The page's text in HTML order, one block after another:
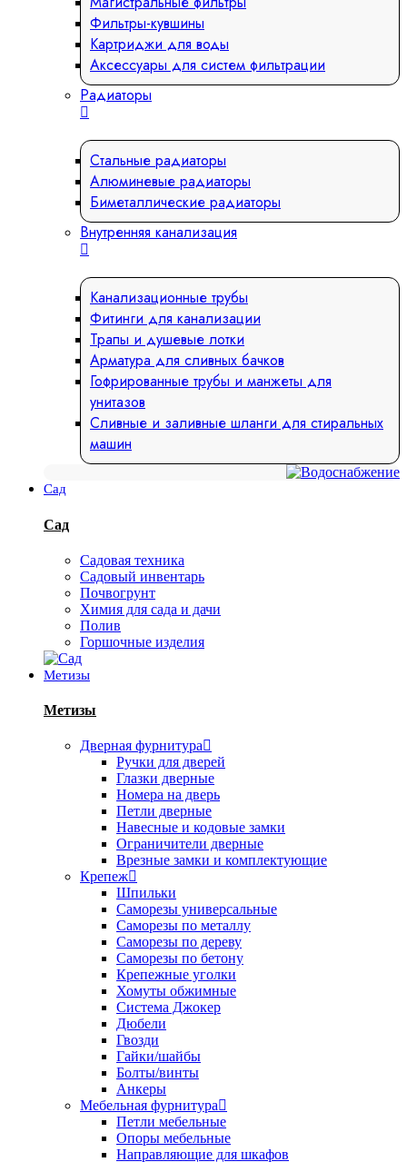
Фильтры-кувшины
Картриджи для воды
Аксессуары для систем фильтрации
Радиаторы
Стальные радиаторы
Алюминевые радиаторы
Биметаллические радиаторы
Внутренняя канализация
Канализационные трубы
Фитинги для канализации
Трапы и душевые лотки
Арматура для сливных бачков
Гофрированные трубы и манжеты для
унитазов
Сливные и заливные шланги для стиральных
машин
Сад
Сад
Садовая техника
Садовый инвентарь
Почвогрунт
Химия для сада и дачи
Полив
Горшочные изделия
Метизы
Метизы
Дверная фурнитура
Ручки для дверей
Глазки дверные
Номера на дверь
Петли дверные
Навесные и кодовые замки
Ограничители дверные
Врезные замки и комплектующие
Крепеж
Шпильки
Саморезы универсальные
Саморезы по металлу
Саморезы по дереву
Саморезы по бетону
Крепежные уголки
Хомуты обжимные
Система Джокер
Дюбели
Гвозди
Гайки/шайбы
Болты/винты
Анкеры
Мебельная фурнитура
Петли мебельные
Опоры мебельные
Направляющие для шкафов